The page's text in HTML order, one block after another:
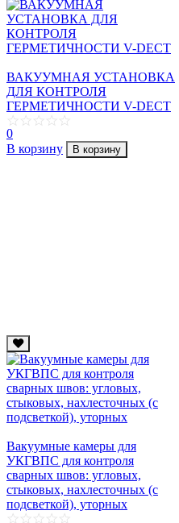
ВАКУУМНАЯ УСТАНОВКА
ДЛЯ КОНТРОЛЯ
ГЕРМЕТИЧНОСТИ V-DECT
0
В корзину
В корзину
Вакуумные камеры для
УКГВПС для контроля
сварных швов: угловых,
стыковых, нахлесточных (с
подсветкой), уторных